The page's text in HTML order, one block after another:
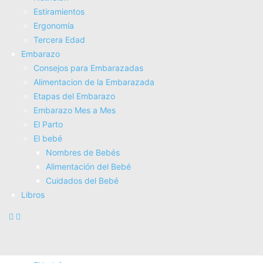
Estiramientos
Ergonomí­a
Tercera Edad
Embarazo
Consejos para Embarazadas
Alimentacion de la Embarazada
Etapas del Embarazo
Embarazo Mes a Mes
El Parto
El bebé
Nombres de Bebés
Alimentación del Bebé
Cuidados del Bebé
Libros
Fisioterapia
Electroterapia
Tratamientos
Masajes
SUPERALIMENTOS
Salud
Consejos sobre salud
Actividad Fí­sica
Nutrición
Estiramientos
Ergonomí­a
Tercera Edad
Embarazo
Consejos para Embarazadas